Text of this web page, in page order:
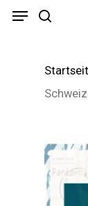
SkipMenu